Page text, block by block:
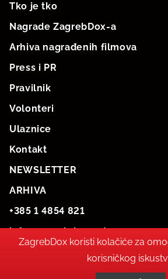
Tko je tko
Nagrade ZagrebDox-a
Arhiva nagrađenih filmova
Press i PR
Pravilnik
Volonteri
Ulaznice
Kontakt
NEWSLETTER
ARHIVA
+385 1 4854 821
info@zagrebdox.net
ZagrebDox koristi kolačiće za
korisničkog